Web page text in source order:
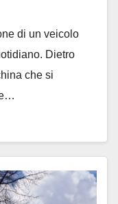
di un veicolo
Dietro
che si